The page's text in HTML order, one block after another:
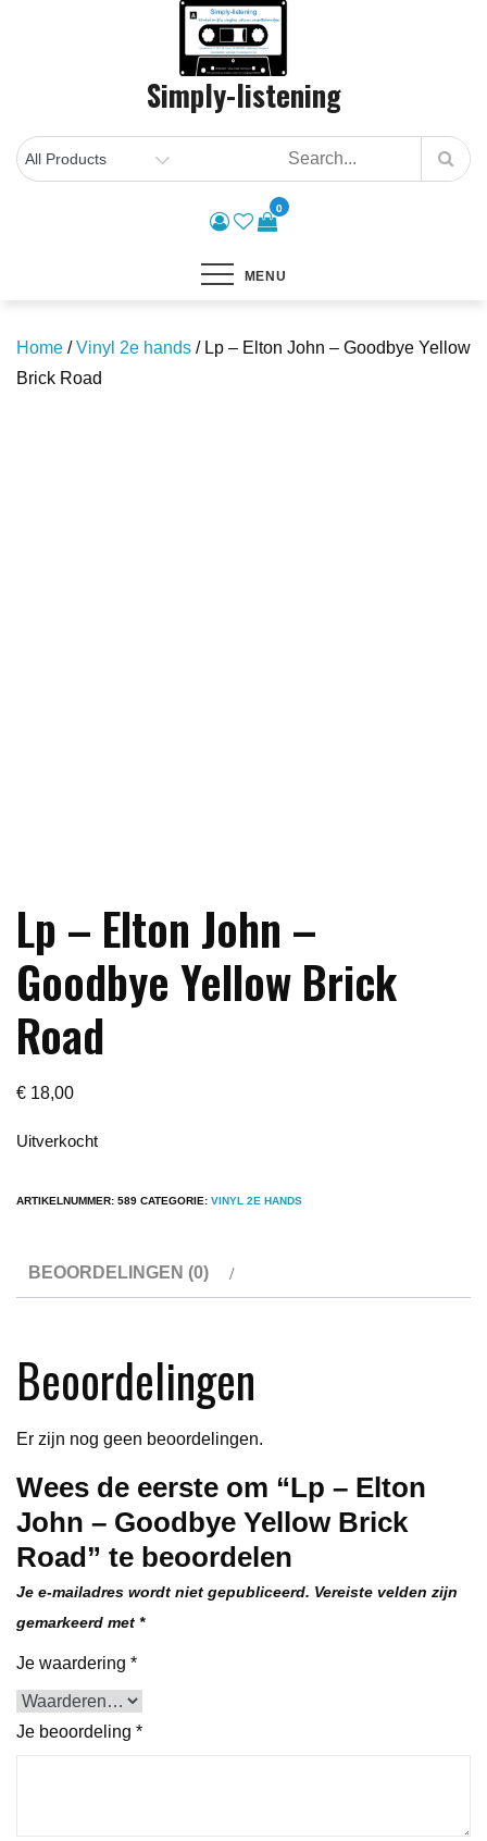
Simply-listening
0
MENU
Home /Vinyl 2e hands / Lp – Elton John – Goodbye Yellow
Brick Road
Lp – Elton John –
Goodbye Yellow Brick
Road
€ 18,00
Uitverkocht
ARTIKELNUMMER: 589 CATEGORIE: VINYL 2E HANDS
BEOORDELINGEN (0)
Beoordelingen
Er zijn nog geen beoordelingen.
Wees de eerste om “Lp – Elton
John – Goodbye Yellow Brick
Road” te beoordelen
Je e-mailadres wordt niet gepubliceerd. Vereiste velden zijn
gemarkeerd met *
Je waardering *
Je beoordeling *